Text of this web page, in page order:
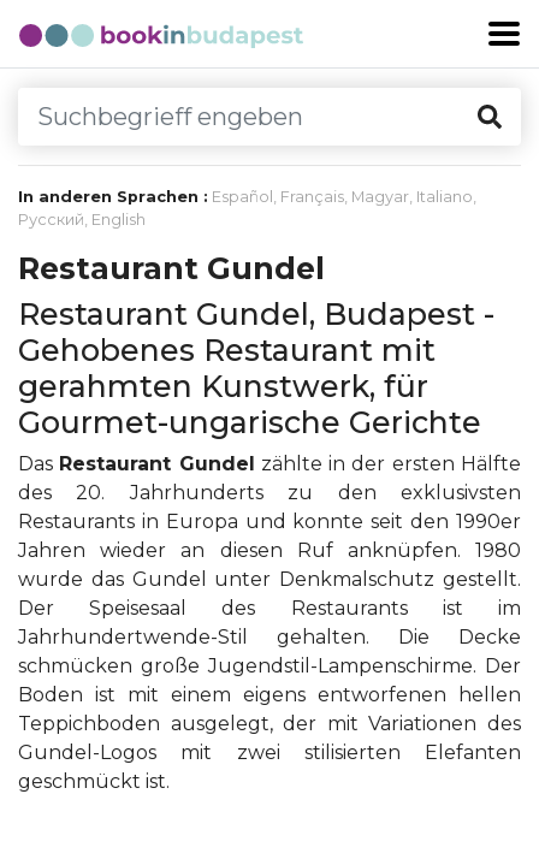
In anderen Sprachen : Español , Français, Magyar, Italiano,
Русский, English
Restaurant Gundel
Restaurant Gundel, Budapest -
Gehobenes Restaurant mit
gerahmten Kunstwerk, für
Gourmet-ungarische Gerichte
Das Restaurant Gundel zählte in der ersten Hälfte
des 20. Jahrhunderts zu den exklusivsten
Restaurants in Europa und konnte seit den 1990er
Jahren wieder an diesen Ruf anknüpfen. 1980
wurde das Gundel unter Denkmalschutz gestellt.
Der Speisesaal des Restaurants ist im
Jahrhundertwende-Stil gehalten. Die Decke
schmücken große Jugendstil-Lampenschirme. Der
Boden ist mit einem eigens entworfenen hellen
Teppichboden ausgelegt, der mit Variationen des
Gundel-Logos mit zwei stilisierten Elefanten
geschmückt ist.